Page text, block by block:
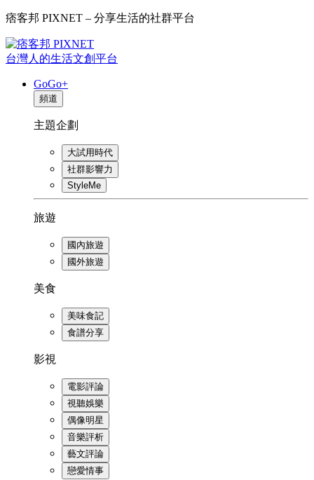
痞客邦 PIXNET – 分享生活的社群平台
台灣人的生活文創平台
GoGo+
頻道
主題企劃
大試用時代
社群影響力
StyleMe
旅遊
國內旅遊
國外旅遊
美食
美味食記
食譜分享
影視
電影評論
視聽娛樂
偶像明星
音樂評析
藝文評論
戀愛情事